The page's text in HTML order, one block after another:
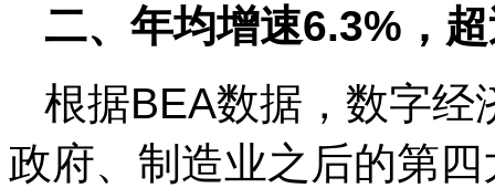
二、年均增速6.3%，
根据BEA数据，数字经
政府、制造业之后的第